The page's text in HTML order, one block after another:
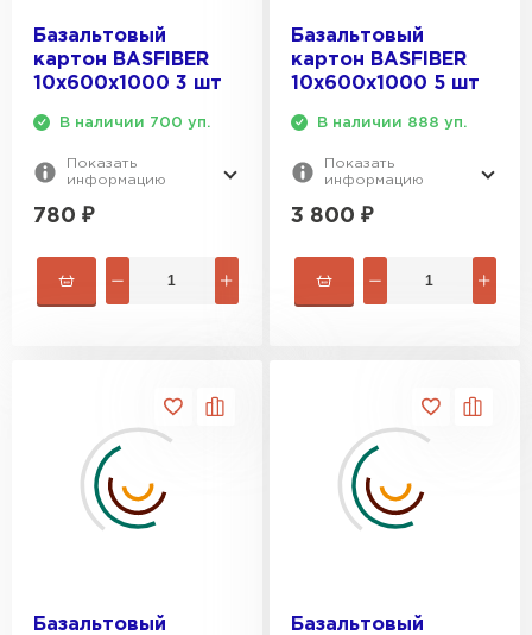
Базальтовый
картон BASFIBER
10х600х1000 3 шт
В наличии 700 уп.
Показать
информацию
780 ₽
Базальтовый
картон BASFIBER
10х600х1000 5 шт
В наличии 888 уп.
Показать
информацию
3 800 ₽
Базальтовый
Базальтовый
Утеплитель Теплекс
ПЕРЕЙТИ